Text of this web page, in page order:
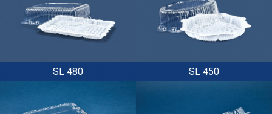
SL 480 SL 450